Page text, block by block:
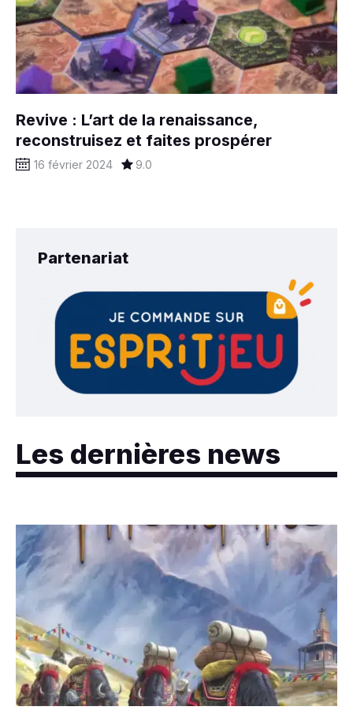
Revive : L’art de la renaissance,
reconstruisez et faites prospérer
16 février 2024 9.0
Partenariat
Les dernières news